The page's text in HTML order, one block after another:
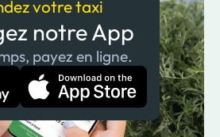
votre taxi
notre App
payez en ligne.